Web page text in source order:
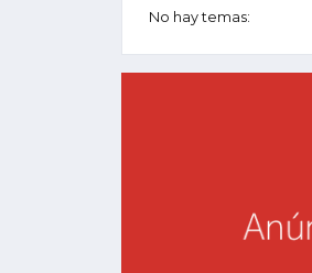
No hay temas: